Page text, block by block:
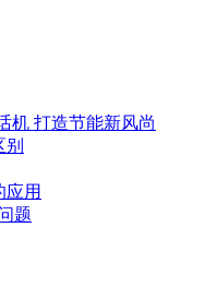
机 打造节能新风尚
应用
题